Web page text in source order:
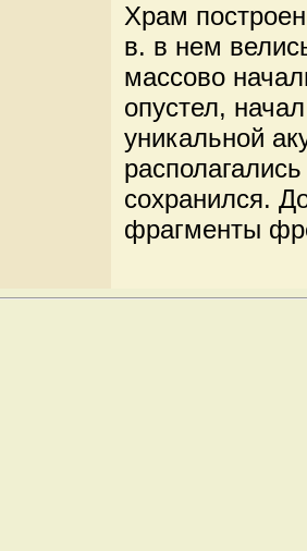
Храм
в. в нем
массово
опустел,
уникальной
сохранился.
фрагменты